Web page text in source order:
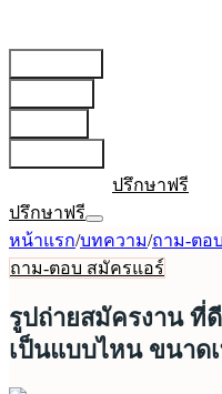
ปรึกษาฟรี
ปรึกษาฟรี
หน้าแรก/บทความ/ถาม-ตอ
ถาม-ตอบ สมัครแอร์
รูปถ่ายสมัครงาน ที่
เป็นแบบไหน ขนาด